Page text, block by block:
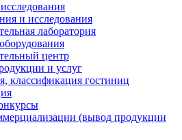
и исследования
лаборатория
центр
и услуг
классификация гостиниц
(вывод продукции